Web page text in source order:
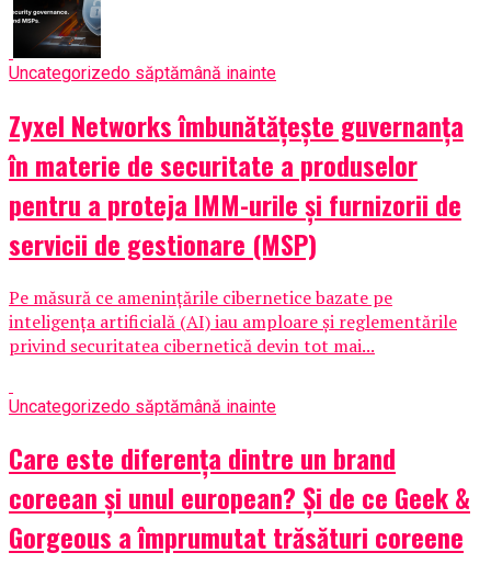
Uncategorizedo săptămână inainte
Zyxel Networks îmbunătățește guvernanța
în materie de securitate a produselor
pentru a proteja IMM-urile și furnizorii de
servicii de gestionare (MSP)
Pe măsură ce amenințările cibernetice bazate pe
inteligența artificială (AI) iau amploare și reglementările
privind securitatea cibernetică devin tot mai...
Uncategorizedo săptămână inainte
Care este diferența dintre un brand
coreean și unul european? Și de ce Geek &
Gorgeous a împrumutat trăsături coreene